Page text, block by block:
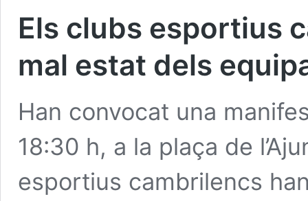
Els clubs esportius
mal estat dels
Han convocat una
18:30 h, a la plaça de
esportius cambrilencs